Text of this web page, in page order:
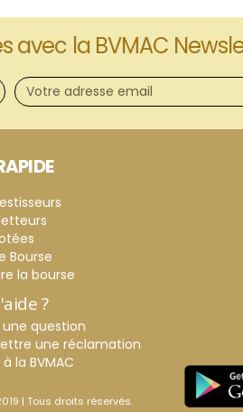
avec la BVMAC
Bourse
la bourse
?
une question
une réclamation
la BVMAC
| Tous droits réservés.